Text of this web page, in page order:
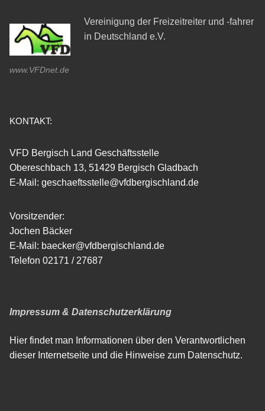
www.VFDnet.de
Vereinigung der Freizeitreiter und -fahrer
in Deutschland e.V.
KONTAKT:
VFD Bergisch Land Geschäftsstelle
Obereschbach 13, 51429 Bergisch Gladbach
E-Mail: geschaeftsstelle@vfdbergischland.de
Vorsitzender:
Jochen Bäcker
E-Mail: baecker@vfdbergischland.de
Telefon 02171 / 27687
Impressum & Datenschutzerklärung
Hier findet man Informationen über den Verantwortlichen
dieser Internetseite und die Hinweise zum Datenschutz.